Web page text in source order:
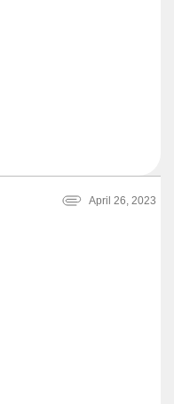
April 26, 2023